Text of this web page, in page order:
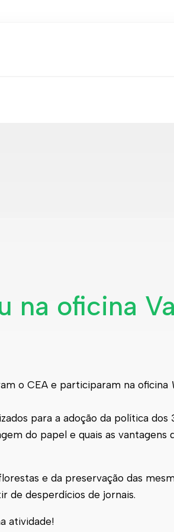
na oficina
o CEA e participaram na oficina
para a adoção da política dos
do papel e quais as vantagens
e da preservação das
de desperdícios de jornais.
atividade!